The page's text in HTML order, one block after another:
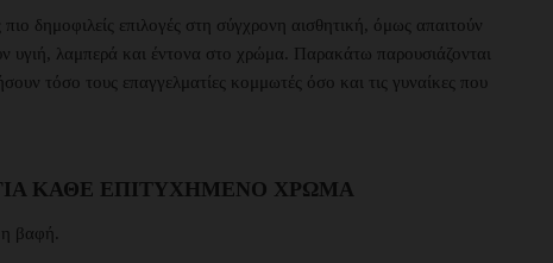
δημοφιλείς επιλογές στη σύγχρονη αισθητική, όμως απαιτούν
υγιή, λαμπερά και έντονα στο χρώμα. Παρακάτω παρουσιάζονται
τόσο τους επαγγελματίες κομμωτές όσο και τις γυναίκες που
ΚΆΘΕ ΕΠΙΤΥΧΗΜΈΝΟ ΧΡΏΜΑ
η βαφή.